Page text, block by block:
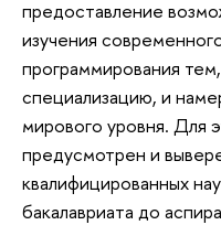
предоставление
изучения
программирования
специализацию, и
мирового уровня. Для
предусмотрен и
квалифицированных
бакалавриата до